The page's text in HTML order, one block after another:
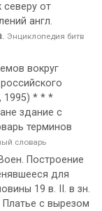
северу от
англ.
Энциклопедия битв
вокруг
1995) * * *
здание с
терминов
словарь
Построение
для
19 в. II. в зн.
с вырезом